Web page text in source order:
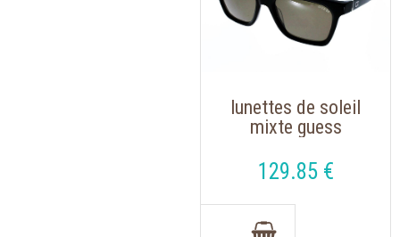
lunettes de soleil
mixte guess
noir avec des verres
gris
129.85 €